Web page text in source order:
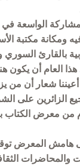
الواسعة
فيه ومكانة
بالقارئ السوري
العام أن يكون
على
من معرض الكتاب
هامش المعرض
والمحاضرات